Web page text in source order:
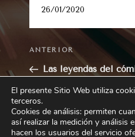
26/01/2020
Entrada
anterior:
ANTERIOR
Las leyendas del
Valencia
Siguiente
SIGUIENTE
El presente Sitio Web utiliza
terceros.
Cookies de análisis: permiten
así realizar la medición y análisis
hacen los usuarios del servicio